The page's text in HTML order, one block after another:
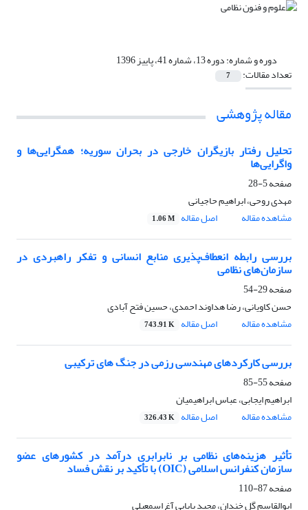
دوره و شماره:دوره 13، شماره 41، پاییز 1396
تعداد مقالات: 7
مقاله پژوهشی
تحلیل رفتار بازیگران خارجی در بحران سوریه؛ همگرایی‌ها و
واگرایی‌ها
صفحه5-28
مهدی روحی، ابراهیم حاجیانی
مشاهده مقاله
اصل مقاله 1.06 M
بررسی رابطه انعطاف‌پذیری منابع انسانی و تفکر راهبردی در
سازمان‌های نظامی
صفحه29-54
حسن کاویانی، رضا هداوند احمدی، حسین فتح آبادی
مشاهده مقاله
اصل مقاله 743.91 K
بررسی کارکردهای مهندسی رزمی در جنگ های ترکیبی
صفحه55-85
ابراهیم ایجابی، عباس ابراهیمیان
مشاهده مقاله
اصل مقاله 326.43 K
تأثیر هزینه‌های نظامی بر نابرابری درآمد در کشورهای عضو
سازمان کنفرانس اسلامی (OIC) با تأکید بر نقش فساد
صفحه87-110
ابوالقاسم گل خندان، مجید بابایی آغ اسمعیلی